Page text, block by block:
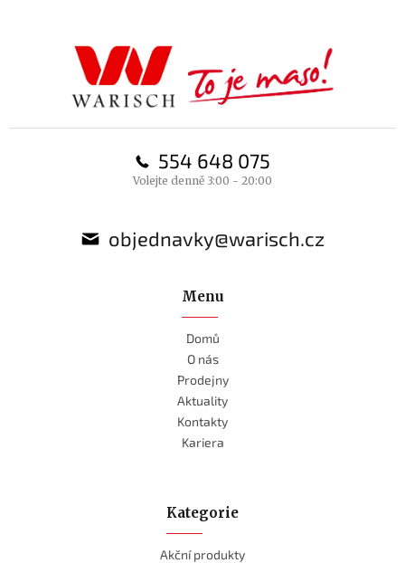
554 648 075
Volejte denně 3:00 - 20:00
objednavky@warisch.cz
Menu
Domů
O nás
Prodejny
Aktuality
Kontakty
Kariera
Kategorie
Akční produkty